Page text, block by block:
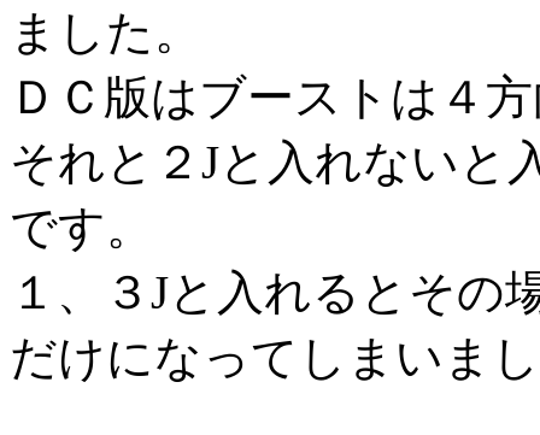
ました。
ＤＣ版はブーストは４
それと２Jと入れないと
です。
１、３Jと入れるとその
だけになってしまいま